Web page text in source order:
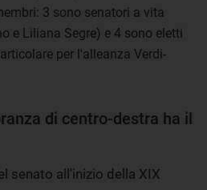
3 sono senatori a vita
e Liliana Segre) e 4 sono eletti
per l'alleanza Verdi-
di centro-destra ha il
senato all'inizio della XIX